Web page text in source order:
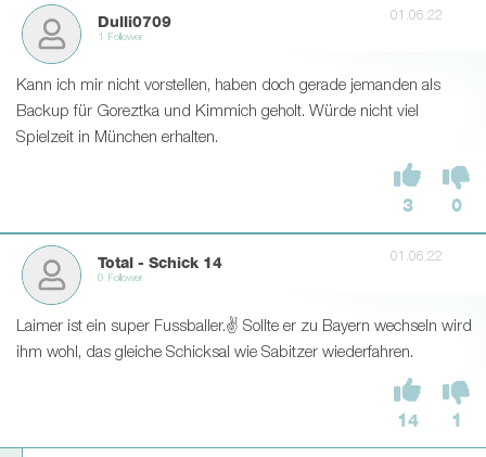
Dulli0709
1 Follower
01.06.22
Kann ich mir nicht vorstellen, haben doch gerade jemanden als
Backup für Goreztka und Kimmich geholt. Würde nicht viel
Spielzeit in München erhalten.
3 0
Total - Schick 14
0 Follower
01.06.22
Laimer ist ein super Fussballer.✌ Sollte er zu Bayern wechseln wird
ihm wohl, das gleiche Schicksal wie Sabitzer wiederfahren.
14 1